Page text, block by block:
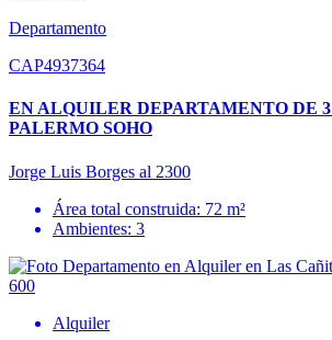
Departamento
CAP4937364
EN ALQUILER DEPARTAMENTO DE
PALERMO SOHO
Jorge Luis Borges al 2300
Área total construida: 72 m²
Ambientes: 3
Alquiler